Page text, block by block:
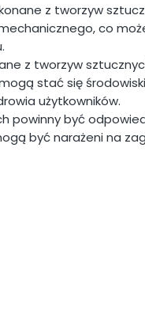
z tworzyw
co
z tworzyw
stać się
użytkowników.
powinny być
być narażeni na